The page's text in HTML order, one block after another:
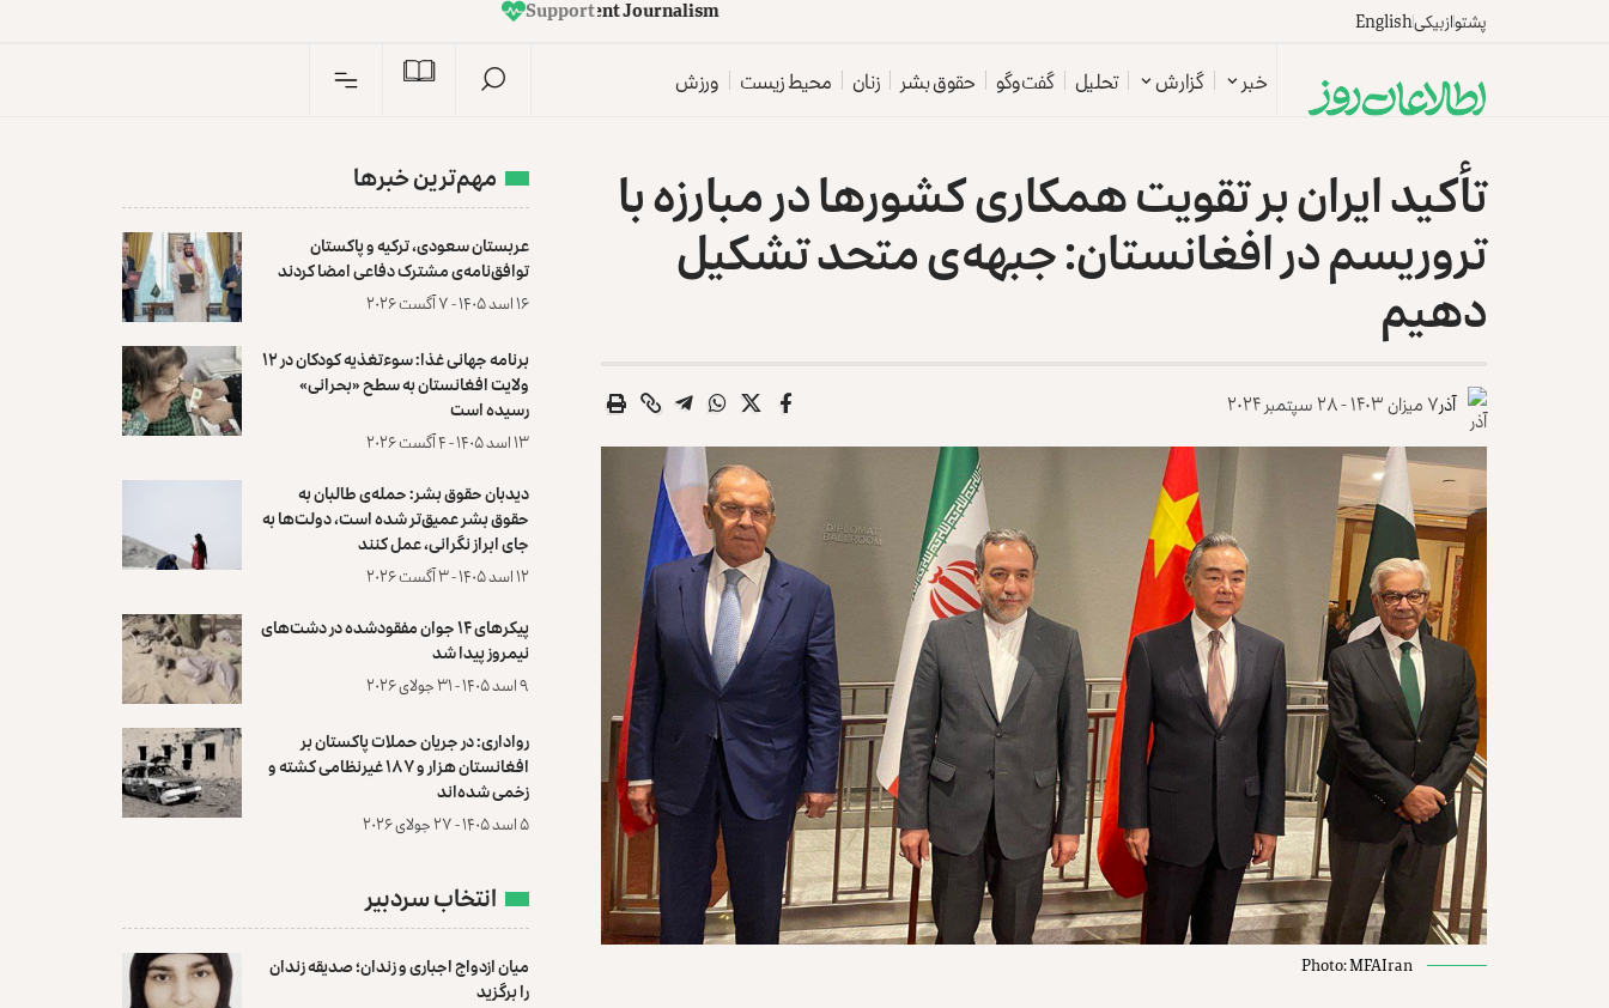
پشتوازبیکیEnglish
m
s
i
l
a
n
r
u
o
J
t
n
e
d
n
e
p
e
d
n
I Support
خبر گزارش تحلیل گفت‌وگو حقوق بشر زنان محیط زیست ورزش
تأکید ایران بر تقویت همکاری کشورها در مبارزه با
تروریسم در افغانستان: جبهه‌‌ی متحد تشکیل
دهیم
آذر۷ میزان ۱۴۰۳ - ۲۸ سپتمبر ۲۰۲۴
Photo: MFAIran
مهم‌ترین خبرها
عربستان سعودی، ترکیه و پاکستان
توافق‌نامه‌ی مشترک دفاعی امضا کردند
۱۶ اسد ۱۴۰۵ - ۷ آگست ۲۰۲۶
برنامه جهانی غذا: سوءتغذیه کودکان در ۱۲
ولایت افغانستان به سطح «بحرانی»
رسیده است
۱۳ اسد ۱۴۰۵ - ۴ آگست ۲۰۲۶
دیدبان حقوق بشر: حمله‌ی طالبان به
حقوق بشر عمیق‌تر شده است، دولت‌ها به
جای ابراز نگرانی، عمل کنند
۱۲ اسد ۱۴۰۵ - ۳ آگست ۲۰۲۶
پیکرهای ۱۴ جوان مفقودشده در دشت‌های
نیمروز پیدا شد
۹ اسد ۱۴۰۵ - ۳۱ جولای ۲۰۲۶
رواداری: در جریان حملات پاکستان بر
افغانستان هزار و ۱۸۷ غیرنظامی کشته و
زخمی شده‌اند
۵ اسد ۱۴۰۵ - ۲۷ جولای ۲۰۲۶
انتخاب سردبیر
میان ازدواج اجباری و زندان؛ صدیقه زندان
را برگزید